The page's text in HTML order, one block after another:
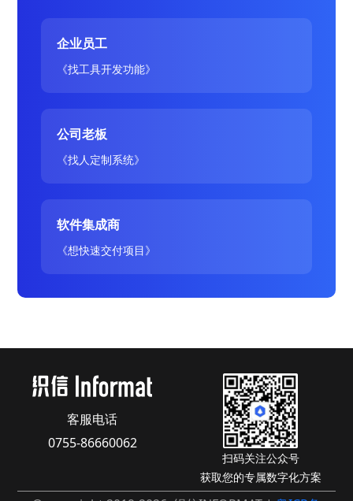
企业员工
《找工具开发功能》
公司老板
《找人定制系统》
软件集成商
《想快速交付项目》
客服电话
0755-86660062
扫码关注公众号
获取您的专属数字化方案